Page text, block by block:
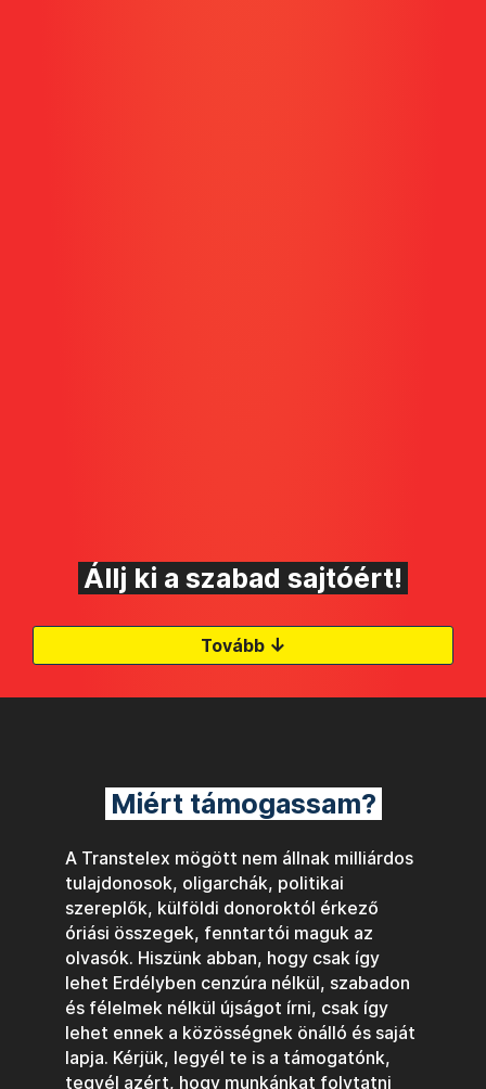
Állj ki a szabad sajtóért!
Tovább ↓
Miért támogassam?
A Transtelex mögött nem állnak milliárdos
tulajdonosok, oligarchák, politikai
szereplők, külföldi donoroktól érkező
óriási összegek, fenntartói maguk az
olvasók. Hiszünk abban, hogy csak így
lehet Erdélyben cenzúra nélkül, szabadon
és félelmek nélkül újságot írni, csak így
lehet ennek a közösségnek önálló és saját
lapja. Kérjük, legyél te is a támogatónk,
tegyél azért, hogy munkánkat folytatni